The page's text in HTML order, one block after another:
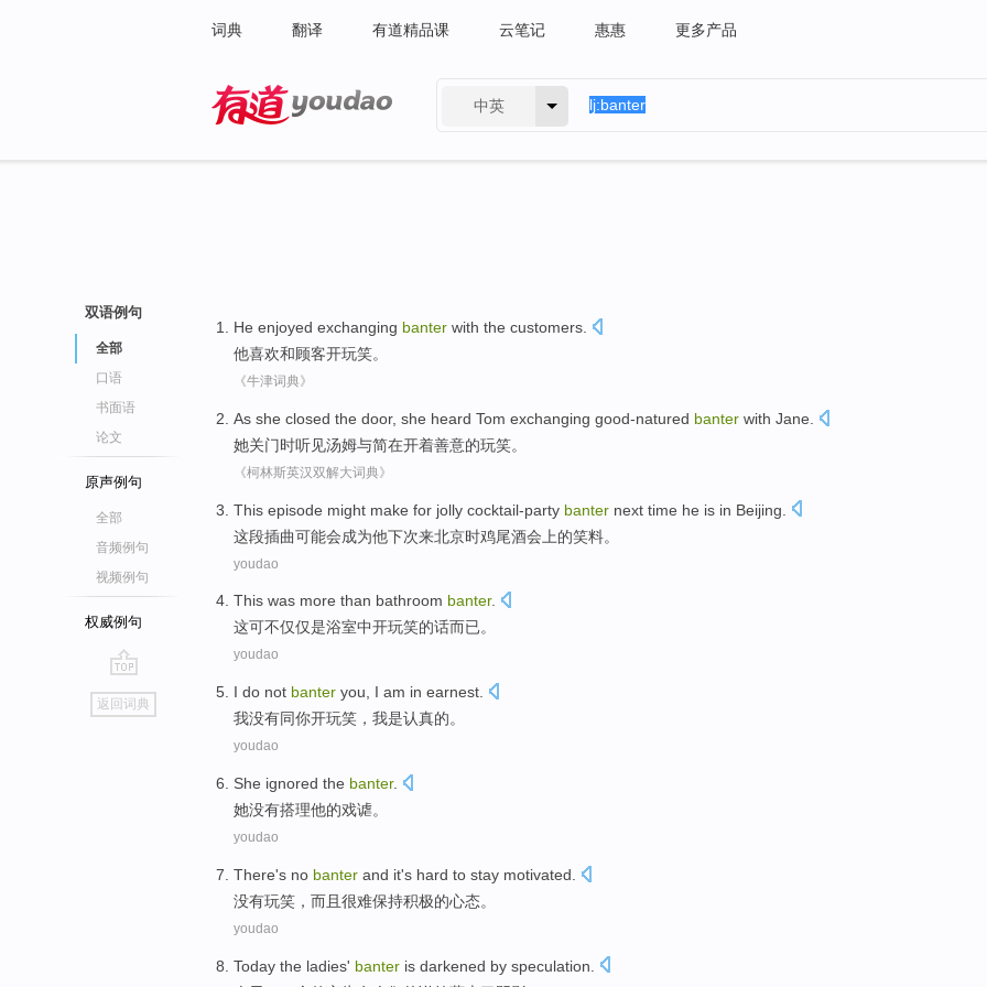
词典 翻译 有道精品课 云笔记 惠惠 更多产品
中英
双语例句
全部
口语
书面语
论文
原声例句
全部
音频例句
视频例句
权威例句
go
top
返回词典
He enjoyed exchanging banter with the customers
他喜欢和顾客开玩笑。
《牛津词典》
As she closed the door, she heard Tom exchanging good-natured banter with Jane
她关门时听见汤姆与简在开着善意的玩笑。
《柯林斯英汉双解大词典》
This episode might make for jolly cocktail-party banter next time he is in Beijing
这段插曲可能会成为他下次来北京时鸡尾酒会上的笑料。
youdao
This was more than bathroom banter.
这可不仅仅是浴室中开玩笑的话而已。
youdao
I do not banter you , I am in earnest
我没有同你开玩笑 ，我是认真的。
youdao
She ignored the banter.
她没有搭理他的戏谑。
youdao
There's no banter and it's hard to stay motivated
没有玩笑 ， 而且 很难保持积极的心态。
youdao
Today the ladies' banter is darkened by speculation